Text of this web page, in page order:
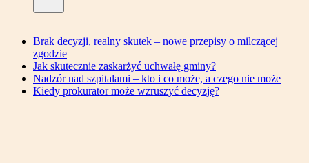
Brak decyzji, realny skutek – nowe przepisy o milczącej
zgodzie
Jak skutecznie zaskarżyć uchwałę gminy?
Nadzór nad szpitalami – kto i co może, a czego nie może
Kiedy prokurator może wzruszyć decyzję?